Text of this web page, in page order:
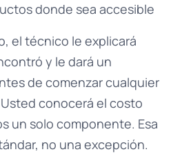
donde sea accesible
el técnico le explicará
y le dará un
de comenzar cualquier
conocerá el costo
un solo componente. Esa
no una excepción.